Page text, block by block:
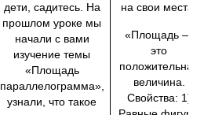
дети, садитесь. На
прошлом уроке мы
начали с вами
изучение темы
«Площадь
параллелограмма»,
узнали, что такое
на свои места.
«Площадь —
это
положительная
величи­на.
Свойства: 1)